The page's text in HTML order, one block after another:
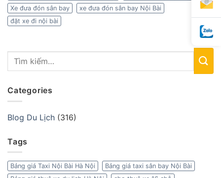
Xe đưa đón sân bay
xe đưa đón sân bay Nội Bài
đặt xe đi nội bài
Categories
Blog Du Lịch (316)
Tags
Bảng giá Taxi Nội Bài Hà Nội
Bảng giá taxi sân bay Nội Bài